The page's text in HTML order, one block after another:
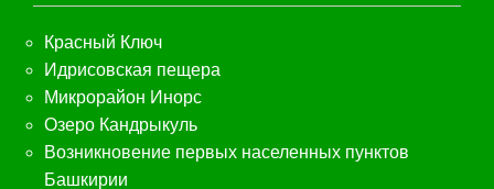
Красный Ключ
Идрисовская пещера
Микрорайон Инорс
Озеро Кандрыкуль
Возникновение первых населенных пунктов
Башкирии